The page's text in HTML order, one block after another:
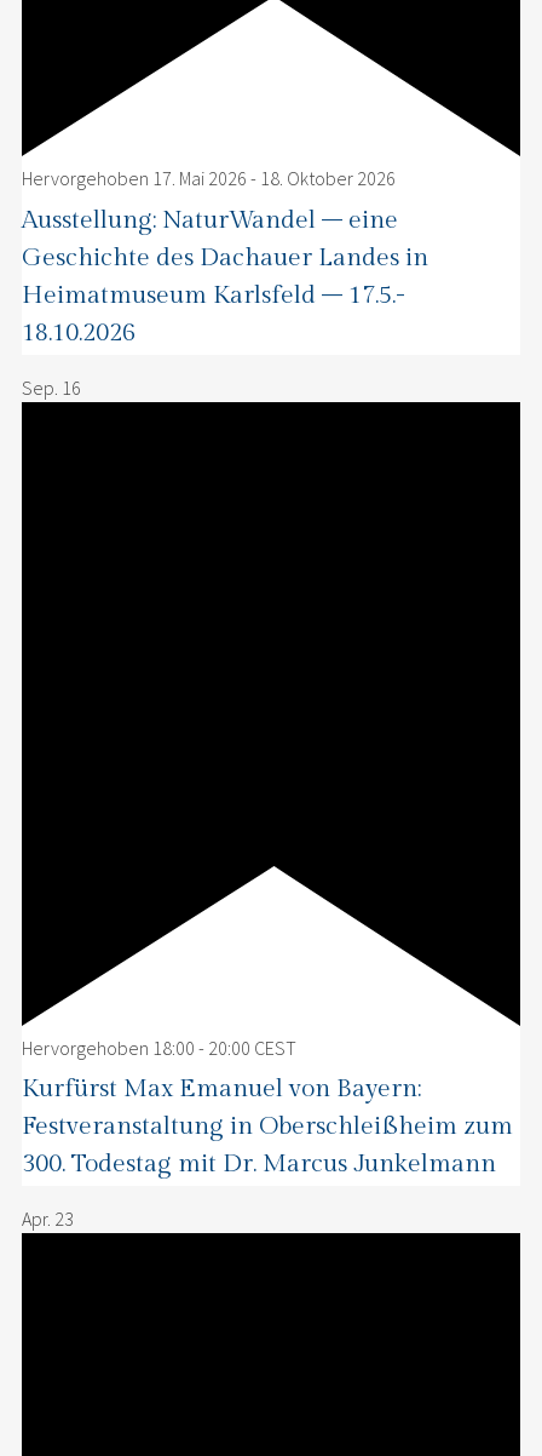
Hervorgehoben 17. Mai 2026 - 18. Oktober 2026
Ausstellung: NaturWandel – eine
Geschichte des Dachauer Landes in
Heimatmuseum Karlsfeld – 17.5.-
18.10.2026
Sep. 16
Hervorgehoben 18:00 - 20:00 CEST
Kurfürst Max Emanuel von Bayern:
Festveranstaltung in Oberschleißheim zum
300. Todestag mit Dr. Marcus Junkelmann
Apr. 23